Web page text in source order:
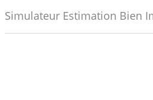
Simulateur Estimation Bien